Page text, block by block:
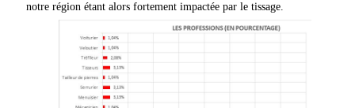
notre région étant alors fortement impactée par le tissage.